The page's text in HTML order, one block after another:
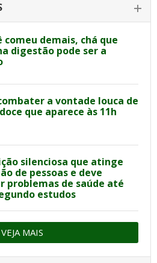
comeu demais, chá que
digestão pode ser a
a vontade louca de
que aparece às 11h
silenciosa que atinge
de pessoas e deve
problemas de saúde até
estudos
VEJA MAIS